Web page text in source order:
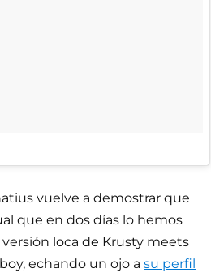
vuelve a demostrar que
que en dos días lo hemos
loca de Krusty meets
echando un ojo a su perfil